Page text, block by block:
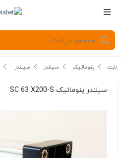
نابت پنوماتیک سیلندر سیلندر SC
سیلندر پنوماتیک SC 63 X200-S